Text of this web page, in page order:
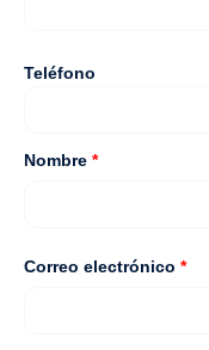
Teléfono
Nombre *
Correo electrónico *